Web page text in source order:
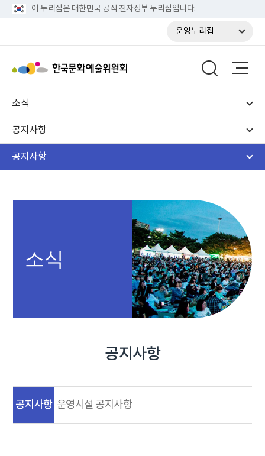
이 누리집은 대한민국 공식 전자정부 누리집입니다.
운영누리집
소식
공지사항
공지사항
소식
공지사항
공지사항 운영시설 공지사항